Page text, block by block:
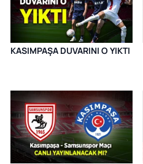
KASIMPAŞA DUVARINI O YIKTI